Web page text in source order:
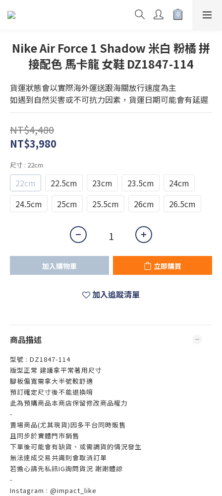
Nike Air Force 1 Shadow 米白 粉橘 拼
接配色 馬卡龍 女鞋 DZ1847-114
貨運狀態會以實際海外運送跟海關放行速度為主
如遇到自然災害或不可抗力因素，貨運日期可能會有延遲
NT$4,480
NT$3,980
尺寸 : 22cm
22cm 22.5cm 23cm 23.5cm
24cm
24.5cm
25cm 25.5cm 26cm 26.5cm
加入購物車 立即購買
加入追蹤清單
商品描述
型號 : DZ1847-114
版型正常 建議拿平常著用尺寸
腳板偏寬需拿大半號較舒適
預訂確定尺寸後不能退換唷
此為預購商品本商店保留修改商品權力
-
賣場商品(尤其現貨)因多平台同時販售
且同步於實體門市銷售
下單後可能會有缺貨、或需調貨的情況發生
無法達成交易共識則會取消訂單
若擔心請先私訊IG詢問貨況 謝謝體諒
-
Instagram : @impact_like